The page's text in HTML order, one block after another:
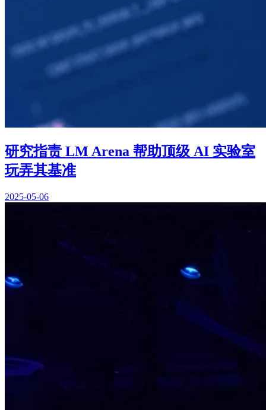
研究指责 LM Arena 帮助顶级 AI 实验室
玩弄其基准
2025-05-06